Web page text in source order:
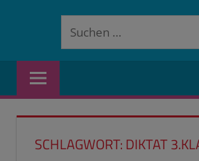
Suchen
SCHLAGWORT:DIKTAT